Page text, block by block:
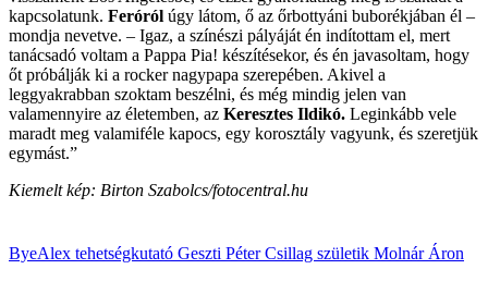
kapcsolatunk. Feróról úgy látom, ő az őrbottyáni buborékjában él –
mondja nevetve. – Igaz, a színészi pályáját én indítottam el, mert
tanácsadó voltam a Pappa Pia! készítésekor, és én javasoltam, hogy
őt próbálják ki a rocker nagypapa szerepében. Akivel a
leggyakrabban szoktam beszélni, és még mindig jelen van
valamennyire az életemben, az Keresztes Ildikó. Leginkább vele
maradt meg valamiféle kapocs, egy korosztály vagyunk, és szeretjük
egymást.”
Kiemelt kép: Birton Szabolcs/fotocentral.hu
ByeAlex tehetségkutató Geszti PéterCsillag születik Molnár Áron